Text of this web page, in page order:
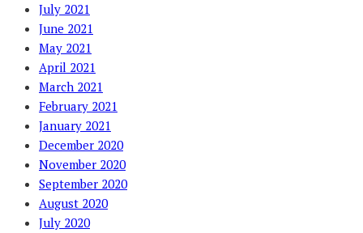
July 2021
June 2021
May 2021
April 2021
March 2021
February 2021
January 2021
December 2020
November 2020
September 2020
August 2020
July 2020